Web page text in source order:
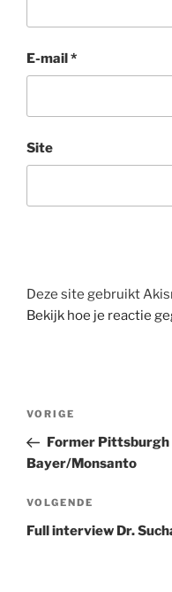
E-mail*
Site
Deze site gebruikt
Bekijk hoe je reactie
Bericht
Vorig
bericht
VORIGE
Former Pittsburgh
Bayer/Monsanto
Volgend
bericht
VOLGENDE
Full interview Dr.